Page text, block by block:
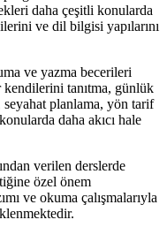
daha çeşitli konularda
ve dil bilgisi yapılarını
ve yazma becerileri
tanıtma, günlük
seyahat planlama, yön tarif
daha akıcı hale
verilen derslerde
özel önem
ve okuma çalışmalarıyla